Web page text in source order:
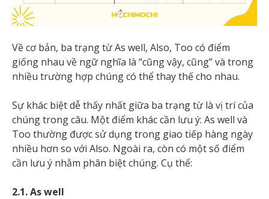
Về cơ bản, ba trạng từ As well, Also, Too có điểm
giống nhau về ngữ nghĩa là “cũng vậy, cũng” và trong
nhiều trường hợp chúng có thể thay thế cho nhau.
Sự khác biệt dễ thấy nhất giữa ba trạng từ là vị trí của
chúng trong câu. Một điểm khác cần lưu ý: As well và
Too thường được sử dụng trong giao tiếp hàng ngày
nhiều hơn so với Also. Ngoài ra, còn có một số điểm
cần lưu ý nhằm phân biệt chúng. Cụ thể:
2.1. As well